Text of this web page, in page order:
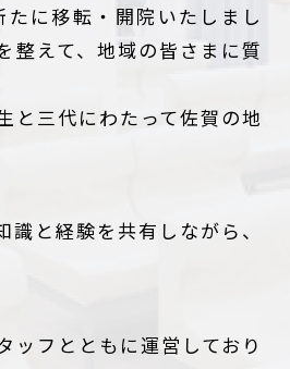
に移転・開院いたしまし
整えて、地域の皆さまに質
と三代にわたって佐賀の地
と経験を共有しながら、
フとともに運営しており